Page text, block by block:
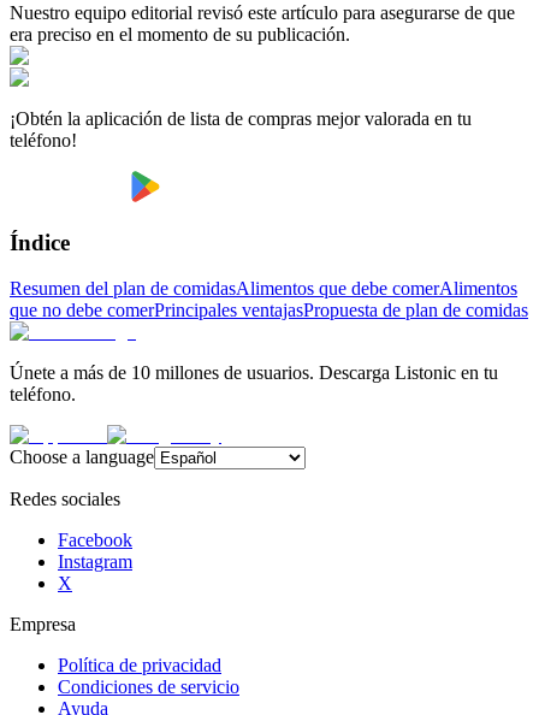
Nuestro equipo editorial revisó este artículo para asegurarse de que
era preciso en el momento de su publicación.
¡Obtén la aplicación de lista de compras mejor valorada en tu
teléfono!
Índice
Resumen del plan de comidasAlimentos que debe comerAlimentos
que no debe comerPrincipales ventajasPropuesta de plan de comidas
Únete a más de 10 millones de usuarios. Descarga Listonic en tu
teléfono.
Choose a language
Redes sociales
Facebook
Instagram
X
Empresa
Política de privacidad
Condiciones de servicio
Ayuda